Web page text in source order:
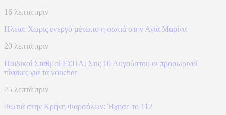
16 λεπτά πριν
Ηλεία: Χωρίς ενεργό μέτωπο η φωτιά στην Αγία Μαρίνα
20 λεπτά πριν
Παιδικοί Σταθμοί ΕΣΠΑ: Στις 10 Αυγούστου οι προσωρινοί
πίνακες για τα voucher
25 λεπτά πριν
Φωτιά στην Κρήνη Φαρσάλων: Ήχησε το 112